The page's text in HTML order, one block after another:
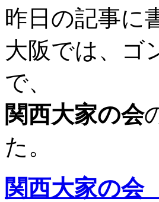
昨日の記事に
大阪では、ゴ
で、
関西大家の会
た。
関西大家の